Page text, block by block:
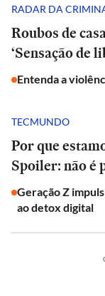
RADAR DA
Roubos de
‘Sensação de
Entenda a
TECMUNDO
Por que
Spoiler: não é
Geração Z
ao detox digital